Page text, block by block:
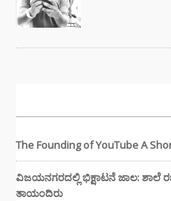
The Founding of YouTube A
ವಿಜಯನಗರದಲ್ಲಿ ಭಿಕ್ಷಾಟನೆ ಜಾಲ: ಶಾಲೆ
ತಾಯಂದಿರು